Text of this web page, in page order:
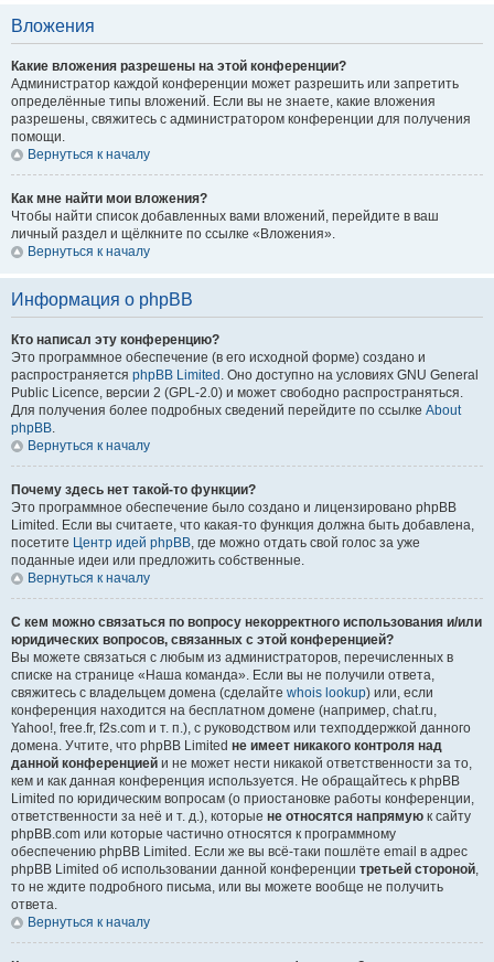
Вложения
Какие вложения разрешены на этой конференции?
Администратор каждой конференции может разрешить или запретить
определённые типы вложений. Если вы не знаете, какие вложения
разрешены, свяжитесь с администратором конференции для получения
помощи.
Вернуться к началу
Как мне найти мои вложения?
Чтобы найти список добавленных вами вложений, перейдите в ваш
личный раздел и щёлкните по ссылке «Вложения».
Вернуться к началу
Информация о phpBB
Кто написал эту конференцию?
Это программное обеспечение (в его исходной форме) создано и
распространяется phpBB Limited . Оно доступно на условиях GNU General
Public Licence, версии 2 (GPL-2.0) и может свободно распространяться.
Для получения более подробных сведений перейдите по ссылке About
phpBB.
Вернуться к началу
Почему здесь нет такой-то функции?
Это программное обеспечение было создано и лицензировано phpBB
Limited. Если вы считаете, что какая-то функция должна быть добавлена,
посетите Центр идей phpBB, где можно отдать свой голос за уже
поданные идеи или предложить собственные.
Вернуться к началу
С кем можно связаться по вопросу некорректного использования и/или
юридических вопросов, связанных с этой конференцией?
Вы можете связаться с любым из администраторов, перечисленных в
списке на странице «Наша команда». Если вы не получили ответа,
свяжитесь с владельцем домена (сделайте whois lookup) или, если
конференция находится на бесплатном домене (например, chat.ru,
Yahoo!, free.fr, f2s.com и т. п.), с руководством или техподдержкой данного
домена. Учтите, что phpBB Limited не имеет никакого контроля над
данной конференцией и не может нести никакой ответственности за то,
кем и как данная конференция используется. Не обращайтесь к phpBB
Limited по юридическим вопросам (о приостановке работы конференции,
ответственности за неё и т. д.), которые не относятся напрямую к сайту
phpBB.com или которые частично относятся к программному
обеспечению phpBB Limited. Если же вы всё-таки пошлёте email в адрес
phpBB Limited об использовании данной конференции третьей стороной,
то не ждите подробного письма, или вы можете вообще не получить
ответа.
Вернуться к началу